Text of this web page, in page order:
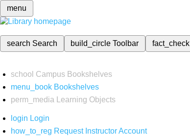
menu
search Search build_circleToolbar fact_check
school Campus Bookshelves
menu_book Bookshelves
perm_media
Learning Objects
login Login
how_to_reg Request Instructor Account